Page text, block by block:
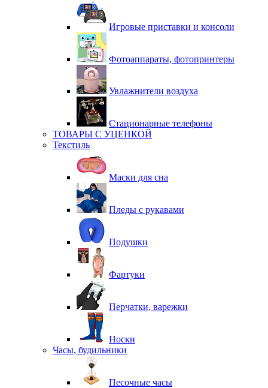
Игровые приставки и консоли
Фотоаппараты, фотопринтеры
Увлажнители воздуха
Стационарные телефоны
ТОВАРЫ С УЦЕНКОЙ
Текстиль
Маски для сна
Пледы с рукавами
Подушки
Фартуки
Перчатки, варежки
Носки
Часы, будильники
Песочные часы